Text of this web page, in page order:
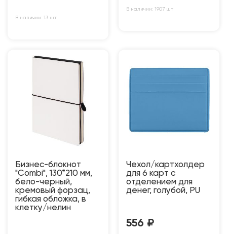
В наличии: 13 шт
В наличии: 1907 шт
Бизнес-блокнот
"Combi", 130*210 мм,
бело-черный,
кремовый форзац,
гибкая обложка, в
клетку/нелин
Чехол/картхолдер
для 6 карт с
отделением для
денег, голубой, PU
556 ₽